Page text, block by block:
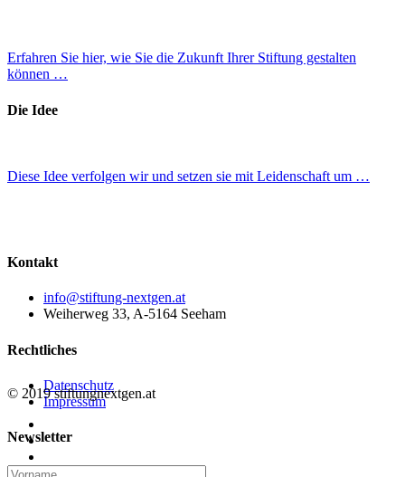
Erfahren Sie hier, wie Sie die Zukunft Ihrer Stiftung gestalten
können …
Die Idee
Diese Idee verfolgen wir und setzen sie mit Leidenschaft um …
Kontakt
info@stiftung-nextgen.at
Weiherweg 33, A-5164 Seeham
Rechtliches
Datenschutz
Impressum
Newsletter
© 2019 stiftungnextgen.at
linkedin